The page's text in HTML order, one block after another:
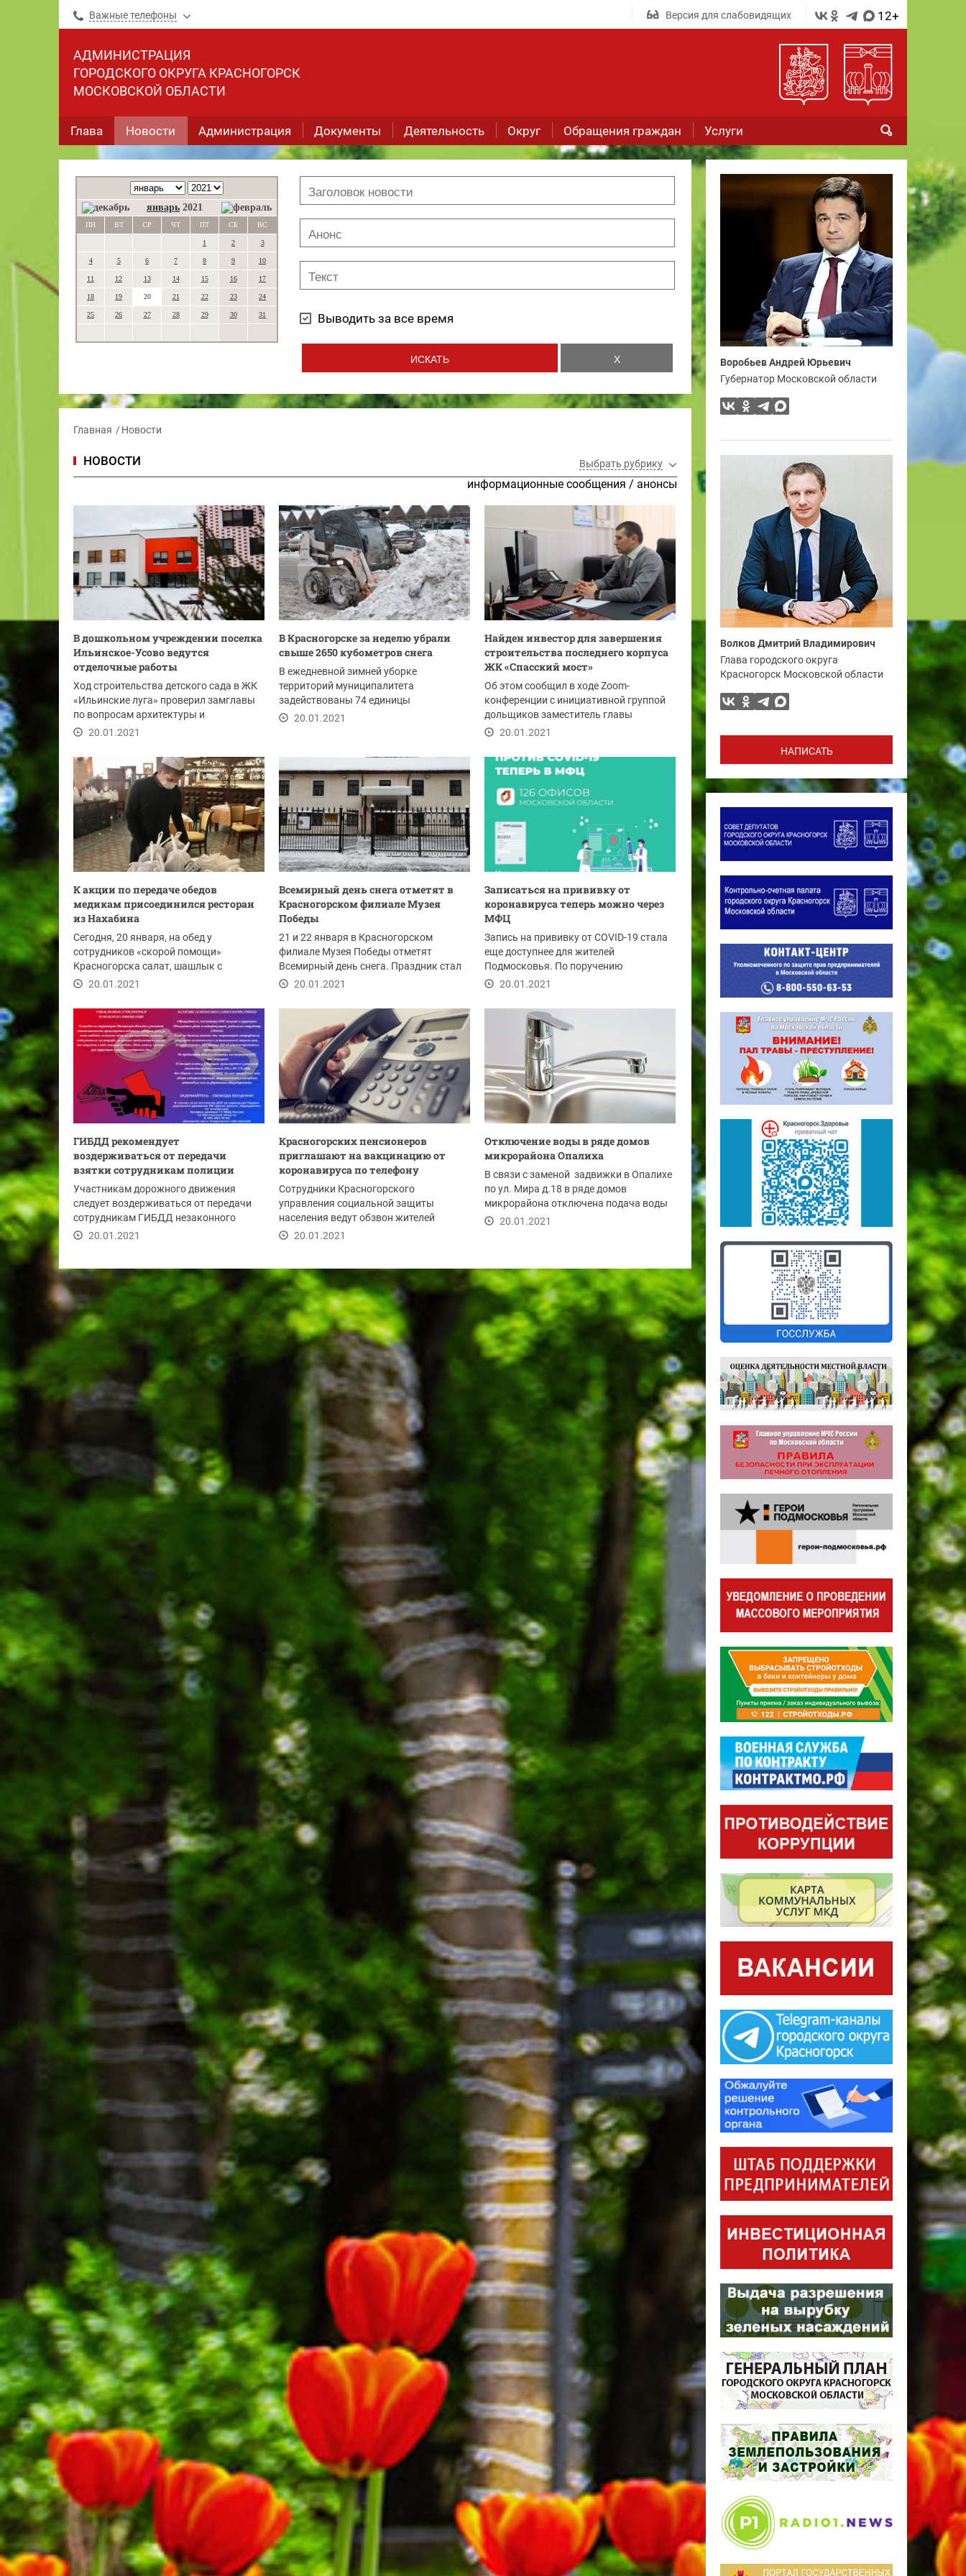
Важные телефоны Версия для слабовидящих 12+
АДМИНИСТРАЦИЯ
ГОРОДСКОГО ОКРУГА КРАСНОГОРСК
МОСКОВСКОЙ ОБЛАСТИ
Глава Новости Администрация Документы Деятельность Округ Обращения граждан Услуги
январь 2021
ПН ВТ СР ЧТ ПТ СБ ВС
1 2 3
4 5 6 7 8 9 10
11 12 13 14 15 16 17
18 19 20 21 22 23 24
25 26 27 28 29 30 31 Выводить за все время
Главная Новости
НОВОСТИ Выбрать рубрику
информационные сообщения / анонсы
В дошкольном учреждении поселка
Ильинское-Усово ведутся
отделочные работы
Ход строительства детского сада в ЖК
«Ильинские луга» проверил замглавы
по вопросам архитектуры и
строительства...
20.01.2021
В Красногорске за неделю убрали
свыше 2650 кубометров снега
В ежедневной зимней уборке
территорий муниципалитета
задействованы 74 единицы
спецтехники и 158 сотрудников...
20.01.2021
Найден инвестор для завершения
строительства последнего корпуса
ЖК «Спасский мост»
Об этом сообщил в ходе Zoom-
конференции с инициативной группой
дольщиков заместитель главы
администрации г.о....
20.01.2021
К акции по передаче обедов
медикам присоединился ресторан
из Нахабина
Сегодня, 20 января, на обед у
сотрудников «скорой помощи»
Красногорска салат, шашлык с
картофелем и компот.
20.01.2021
Всемирный день снега отметят в
Красногорском филиале Музея
Победы
21 и 22 января в Красногорском
филиале Музея Победы отметят
Всемирный день снега. Праздник стал
традиционным и будет...
20.01.2021
Записаться на прививку от
коронавируса теперь можно через
МФЦ
Запись на прививку от COVID-19 стала
еще доступнее для жителей
Подмосковья. По поручению
Губернатора Андрея Воробьева...
20.01.2021
ГИБДД рекомендует
воздерживаться от передачи
взятки сотрудникам полиции
Участникам дорожного движения
следует воздерживаться от передачи
сотрудникам ГИБДД незаконного
денежного...
20.01.2021
Красногорских пенсионеров
приглашают на вакцинацию от
коронавируса по телефону
Сотрудники Красногорского
управления социальной защиты
населения ведут обзвон жителей
категории 60 плюс с 15 января.
20.01.2021
Отключение воды в ряде домов
микрорайона Опалиха
В связи с заменой задвижки в Опалихе
по ул. Мира д.18 в ряде домов
микрорайона отключена подача воды
20 января с...
20.01.2021
Воробьев Андрей Юрьевич
Губернатор Московской области
Волков Дмитрий Владимирович
Глава городского округа
Красногорск Московской области
НАПИСАТЬ